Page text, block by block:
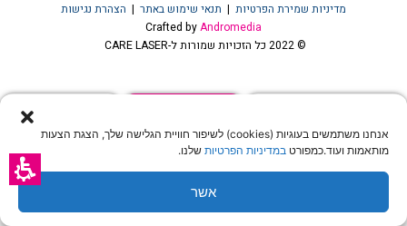
אנחנו משתמשים בעוגיות (cookies) לשיפור חוויית הגלישה שלך, הצגת הצעות
מותאמות ועוד.כמפורט במדיניות הפרטיות שלנו.
אשר
© 2022 כל הזכויות שמורות ל-CARE LASER
Crafted byAndromedia
מדיניות שמירת הפרטיות | תנאי שימוש באתר | הצהרת נגישות
לקביעת טיפול שיער